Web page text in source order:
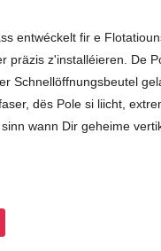
entwéckelt fir e
präzis z'installéieren. De
Schnellöffnungsbeutel
dës Pole si liicht,
wann Dir geheime